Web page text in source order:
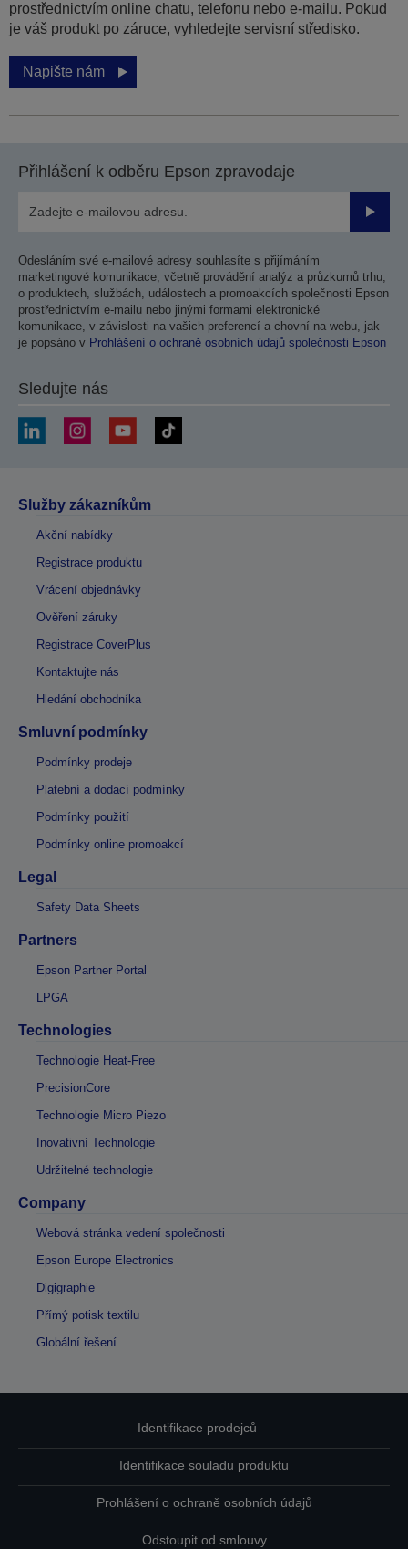
prostřednictvím online chatu, telefonu nebo e-mailu. Pokud
je váš produkt po záruce, vyhledejte servisní středisko.
Napište nám
Přihlášení k odběru Epson zpravodaje
Odesláním své e-mailové adresy souhlasíte s přijímáním
marketingové komunikace, včetně provádění analýz a průzkumů trhu,
o produktech, službách, událostech a promoakcích společnosti Epson
prostřednictvím e-mailu nebo jinými formami elektronické
komunikace, v závislosti na vašich preferencí a chovní na webu, jak
je popsáno v Prohlášení o ochraně osobních údajů společnosti Epson
Sledujte nás
Služby zákazníkům
Akční nabídky
Registrace produktu
Vrácení objednávky
Ověření záruky
Registrace CoverPlus
Kontaktujte nás
Hledání obchodníka
Smluvní podmínky
Podmínky prodeje
Platební a dodací podmínky
Podmínky použití
Podmínky online promoakcí
Legal
Safety Data Sheets
Partners
Epson Partner Portal
LPGA
Technologies
Technologie Heat-Free
PrecisionCore
Technologie Micro Piezo
Inovativní Technologie
Udržitelné technologie
Company
Webová stránka vedení společnosti
Epson Europe Electronics
Digigraphie
Přímý potisk textilu
Globální řešení
Identifikace prodejců
Identifikace souladu produktu
Prohlášení o ochraně osobních údajů
Odstoupit od smlouvy